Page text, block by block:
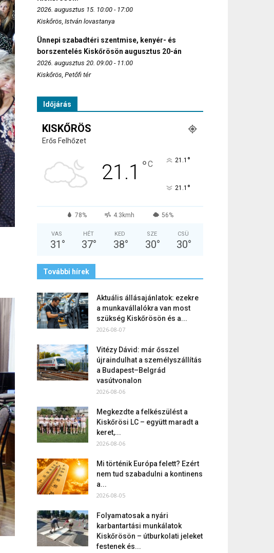
2026. augusztus 15. 10:00 - 17:00
Kiskőrös, István lovastanya
Ünnepi szabadtéri szentmise, kenyér- és
borszentelés Kiskőrösön augusztus 20-án
2026. augusztus 20. 09:00 - 11:00
Kiskőrös, Petőfi tér
Időjárás
KISKŐRÖS
Erős Felhőzet
21.1 °C 21.1 °
21.1 °
78% 4.3kmh 56%
VAS
31 °
HÉT
37°
KED
38°
SZE
30°
CSÜ
30°
További hírek
Aktuális állásajánlatok: ezekre
a munkavállalókra van most
szükség Kiskőrösön és a...
2026-08-07
Vitézy Dávid: már ősszel
újraindulhat a személyszállítás
a Budapest–Belgrád
vasútvonalon
2026-08-06
Megkezdte a felkészülést a
Kiskőrösi LC – együtt maradt a
keret,...
2026-08-06
Mi történik Európa felett? Ezért
nem tud szabadulni a kontinens
a...
2026-08-05
Folyamatosak a nyári
karbantartási munkálatok
Kiskőrösön – útburkolati jeleket
festenek és...